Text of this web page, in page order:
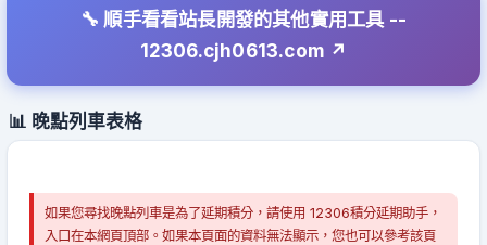
🔧 順手看看站長開發的其他實用工具 --
12306.cjh0613.com
📊 晚點列車表格
如果您尋找晚點列車是為了延期積分，請使用 12306積分延期助手，
入口在本網頁頂部。如果本頁面的資料無法顯示，您也可以參考該頁